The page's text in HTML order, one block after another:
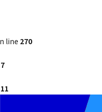
line 270
7
11